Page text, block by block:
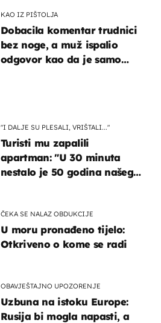
"I DALJE SU PLESALI, VRIŠTALI..."
Turisti mu zapalili
apartman: "U 30 minuta
nestalo je 50 godina našeg
ČEKA SE NALAZ OBDUKCIJE
U moru pronađeno tijelo:
Otkriveno o kome se radi
OBAVJEŠTAJNO UPOZORENJE
Uzbuna na istoku Europe:
Rusija bi mogla napasti, a
KAO IZ PIŠTOLJA
Dobacila komentar trudnici
bez noge, a muž ispalio
odgovor kao da je samo